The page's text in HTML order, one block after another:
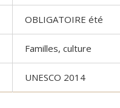
OBLIGATOIRE été
Familles, culture
UNESCO 2014